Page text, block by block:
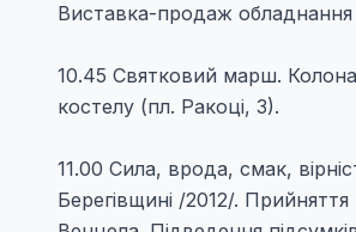
Виставка-продаж
10.45 Святковий марш.
костелу (пл. Ракоці, 3).
11.00 Сила, врода, смак,
Берегівщині /2012/.